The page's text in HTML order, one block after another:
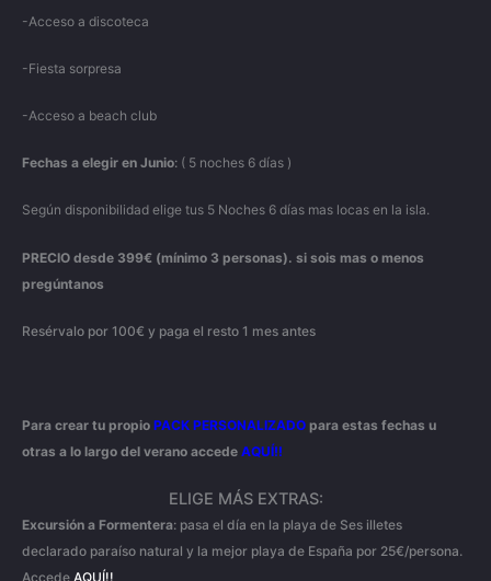
-Acceso a discoteca
-Fiesta sorpresa
-Acceso a beach club
Fechas a elegir en Junio: ( 5 noches 6 días )
Según disponibilidad elige tus 5 Noches 6 días mas locas en la isla.
PRECIO desde 399€ (mínimo 3 personas). si sois mas o menos
pregúntanos
Resérvalo por 100€ y paga el resto 1 mes antes
Para crear tu propio PACK PERSONALIZADO para estas fechas u
otras a lo largo del verano accede AQUÍ!!
ELIGE MÁS EXTRAS:
Excursión a Formentera: pasa el día en la playa de Ses illetes
declarado paraíso natural y la mejor playa de España por 25€/persona.
Accede AQUÍ!!